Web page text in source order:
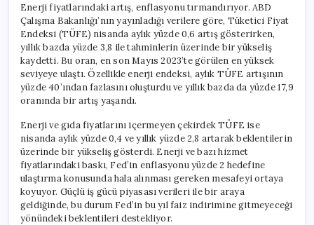
Enerji fiyatlarındaki artış, enflasyonu tırmandırıyor. ABD
Çalışma Bakanlığı’nın yayınladığı verilere göre, Tüketici Fiyat
Endeksi (TÜFE) nisanda aylık yüzde 0,6 artış gösterirken,
yıllık bazda yüzde 3,8 ile tahminlerin üzerinde bir yükseliş
kaydetti. Bu oran, en son Mayıs 2023’te görülen en yüksek
seviyeye ulaştı. Özellikle enerji endeksi, aylık TÜFE artışının
yüzde 40’ından fazlasını oluşturdu ve yıllık bazda da yüzde 17,9
oranında bir artış yaşandı.
Enerji ve gıda fiyatlarını içermeyen çekirdek TÜFE ise
nisanda aylık yüzde 0,4 ve yıllık yüzde 2,8 artarak beklentilerin
üzerinde bir yükseliş gösterdi. Enerji ve bazı hizmet
fiyatlarındaki baskı, Fed’in enflasyonu yüzde 2 hedefine
ulaştırma konusunda hala alınması gereken mesafeyi ortaya
koyuyor. Güçlü iş gücü piyasası verileri ile bir araya
geldiğinde, bu durum Fed’in bu yıl faiz indirimine gitmeyeceği
yönündeki beklentileri destekliyor.